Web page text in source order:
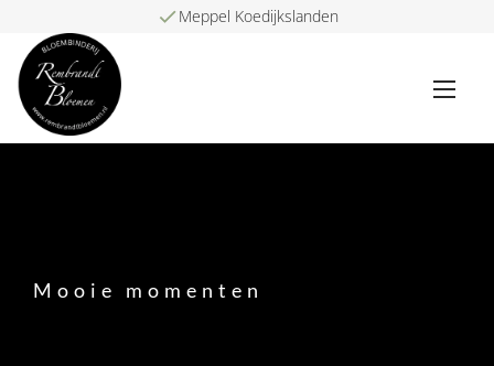
Meppel Koedijkslanden
Mooie momenten